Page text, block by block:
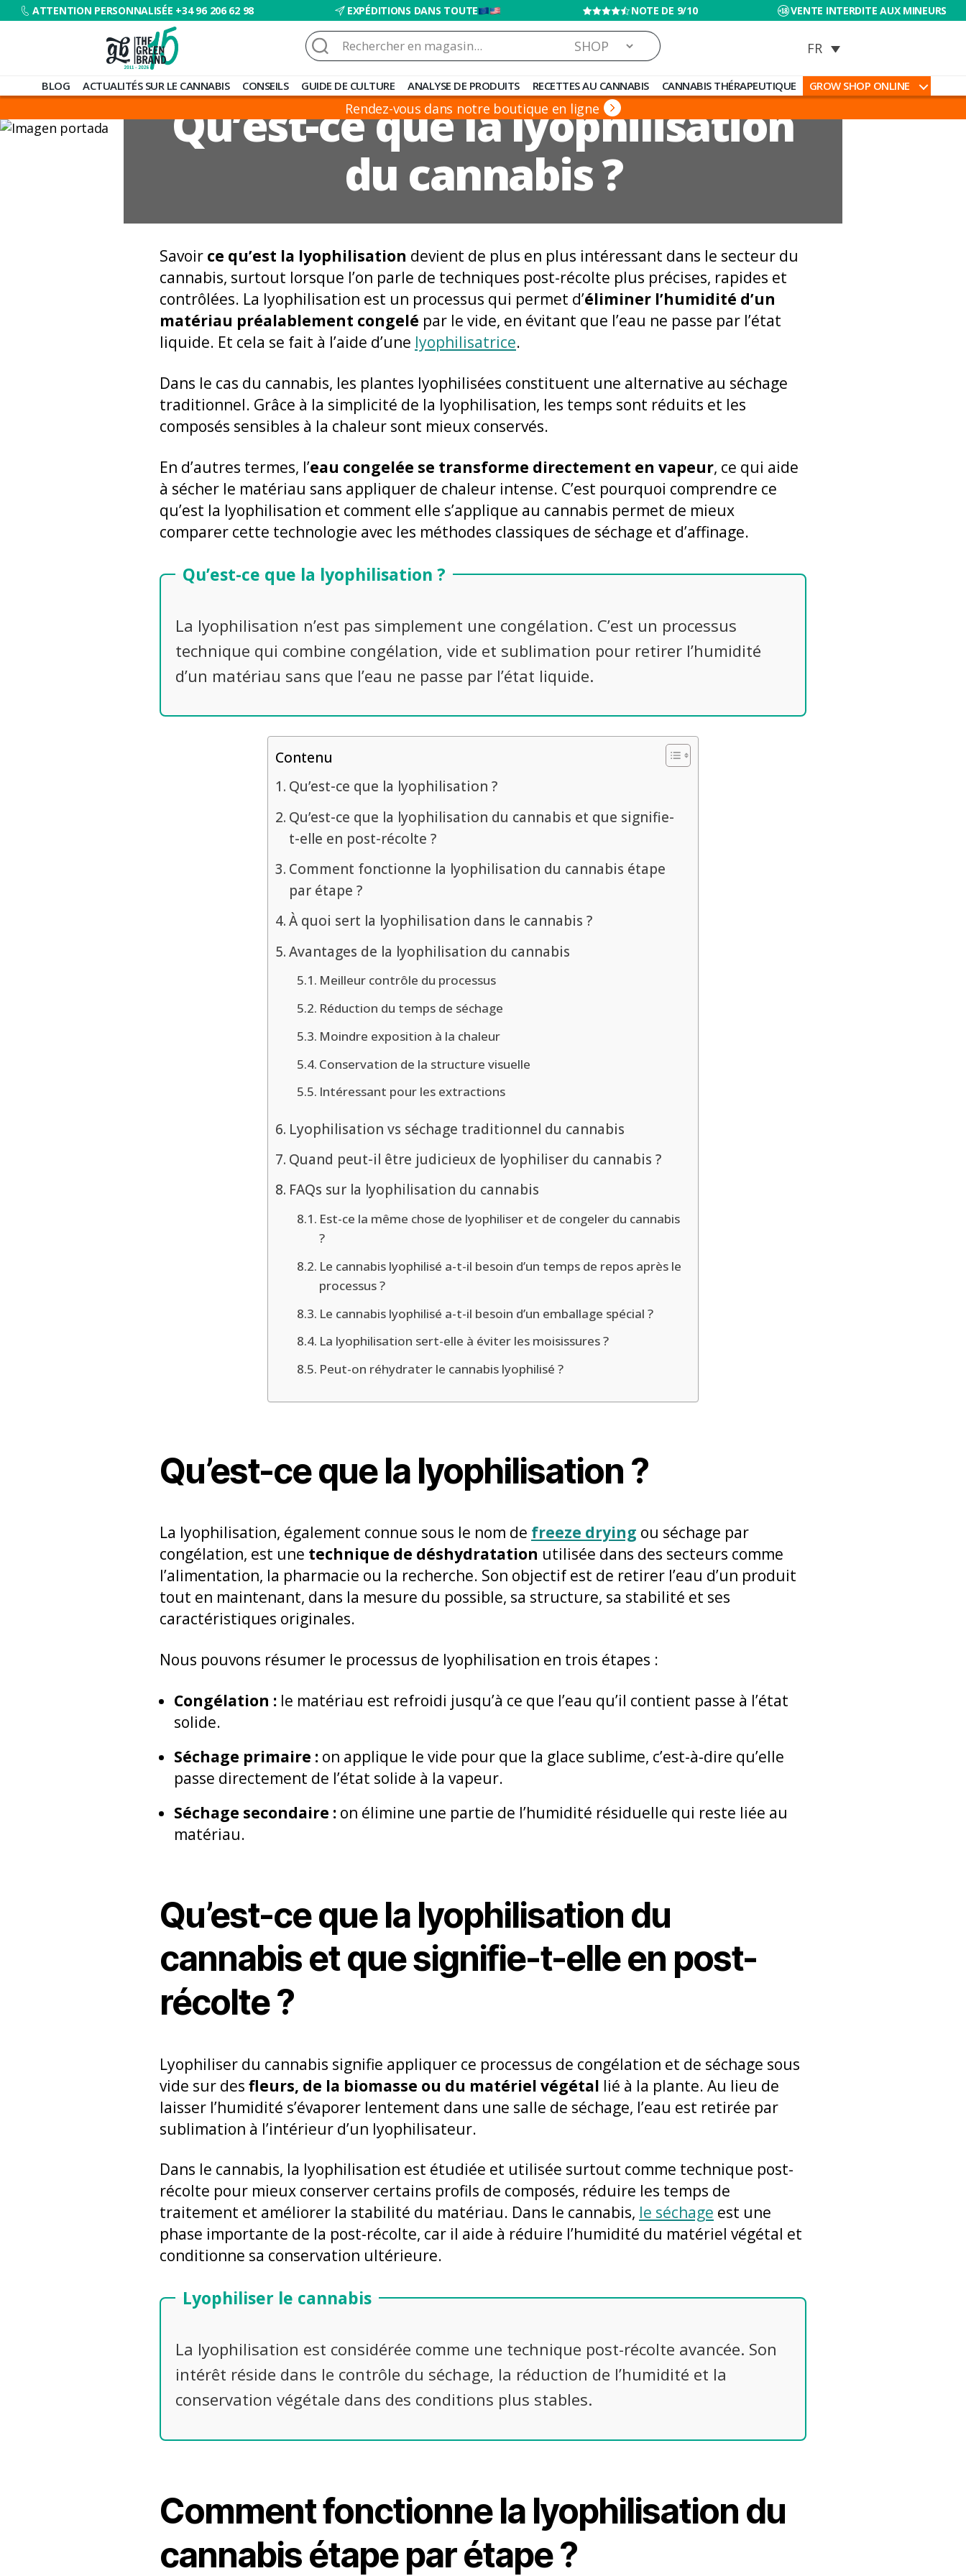
ATTENTION PERSONNALISÉE +34 96 206 62 98 EXPÉDITIONS DANS TOUTE NOTE DE 9/10 VENTE INTERDITE AUX MINEURS
Blog
de
Barato
Rechercher :
BLOG ACTUALITÉS SUR LE CANNABIS CONSEILS GUIDE DE CULTURE ANALYSE DE PRODUITS RECETTES AU CANNABIS CANNABIS THÉRAPEUTIQUE GROW SHOP ONLINE
Rendez-vous dans notre boutique en ligne
Qu’est-ce que la lyophilisation
du cannabis ?
Savoir ce qu’est la lyophilisation devient de plus en plus intéressant dans le secteur du
cannabis, surtout lorsque l’on parle de techniques post-récolte plus précises, rapides et
contrôlées. La lyophilisation est un processus qui permet d’éliminer l’humidité d’un
matériau préalablement congelé par le vide, en évitant que l’eau ne passe par l’état
liquide. Et cela se fait à l’aide d’une lyophilisatrice.
Dans le cas du cannabis, les plantes lyophilisées constituent une alternative au séchage
traditionnel. Grâce à la simplicité de la lyophilisation, les temps sont réduits et les
composés sensibles à la chaleur sont mieux conservés.
En d’autres termes, l’eau congelée se transforme directement en vapeur, ce qui aide
à sécher le matériau sans appliquer de chaleur intense. C’est pourquoi comprendre ce
qu’est la lyophilisation et comment elle s’applique au cannabis permet de mieux
comparer cette technologie avec les méthodes classiques de séchage et d’affinage.
Qu’est-ce que la lyophilisation ?
La lyophilisation n’est pas simplement une congélation. C’est un processus
technique qui combine congélation, vide et sublimation pour retirer l’humidité
d’un matériau sans que l’eau ne passe par l’état liquide.
Contenu
Qu’est-ce que la lyophilisation ?
Qu’est-ce que la lyophilisation du cannabis et que signifie-
t-elle en post-récolte ?
Comment fonctionne la lyophilisation du cannabis étape
par étape ?
À quoi sert la lyophilisation dans le cannabis ?
Avantages de la lyophilisation du cannabis
Meilleur contrôle du processus
Réduction du temps de séchage
Moindre exposition à la chaleur
Conservation de la structure visuelle
Intéressant pour les extractions
Lyophilisation vs séchage traditionnel du cannabis
Quand peut-il être judicieux de lyophiliser du cannabis ?
FAQs sur la lyophilisation du cannabis
Est-ce la même chose de lyophiliser et de congeler du cannabis
?
Le cannabis lyophilisé a-t-il besoin d’un temps de repos après le
processus ?
Le cannabis lyophilisé a-t-il besoin d’un emballage spécial ?
La lyophilisation sert-elle à éviter les moisissures ?
Peut-on réhydrater le cannabis lyophilisé ?
Qu’est-ce que la lyophilisation ?
La lyophilisation, également connue sous le nom de freeze drying ou séchage par
congélation, est une technique de déshydratation utilisée dans des secteurs comme
l’alimentation, la pharmacie ou la recherche. Son objectif est de retirer l’eau d’un produit
tout en maintenant, dans la mesure du possible, sa structure, sa stabilité et ses
caractéristiques originales.
Nous pouvons résumer le processus de lyophilisation en trois étapes :
Congélation : le matériau est refroidi jusqu’à ce que l’eau qu’il contient passe à l’état
solide.
Séchage primaire : on applique le vide pour que la glace sublime, c’est-à-dire qu’elle
passe directement de l’état solide à la vapeur.
Séchage secondaire : on élimine une partie de l’humidité résiduelle qui reste liée au
matériau.
Qu’est-ce que la lyophilisation du
cannabis et que signifie-t-elle en post-
récolte ?
Lyophiliser du cannabis signifie appliquer ce processus de congélation et de séchage sous
vide sur des fleurs, de la biomasse ou du matériel végétal lié à la plante. Au lieu de
laisser l’humidité s’évaporer lentement dans une salle de séchage, l’eau est retirée par
sublimation à l’intérieur d’un lyophilisateur.
Dans le cannabis, la lyophilisation est étudiée et utilisée surtout comme technique post-
récolte pour mieux conserver certains profils de composés, réduire les temps de
traitement et améliorer la stabilité du matériau. Dans le cannabis, le séchage est une
phase importante de la post-récolte, car il aide à réduire l’humidité du matériel végétal et
conditionne sa conservation ultérieure.
Lyophiliser le cannabis
La lyophilisation est considérée comme une technique post-récolte avancée. Son
intérêt réside dans le contrôle du séchage, la réduction de l’humidité et la
conservation végétale dans des conditions plus stables.
Comment fonctionne la lyophilisation du
cannabis étape par étape ?